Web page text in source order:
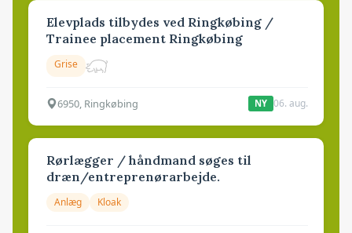
Elevplads tilbydes ved Ringkøbing /
Trainee placement Ringkøbing
Grise
6950, Ringkøbing NY 06. aug.
Rørlægger / håndmand søges til
dræn/entreprenørarbejde.
Anlæg Kloak